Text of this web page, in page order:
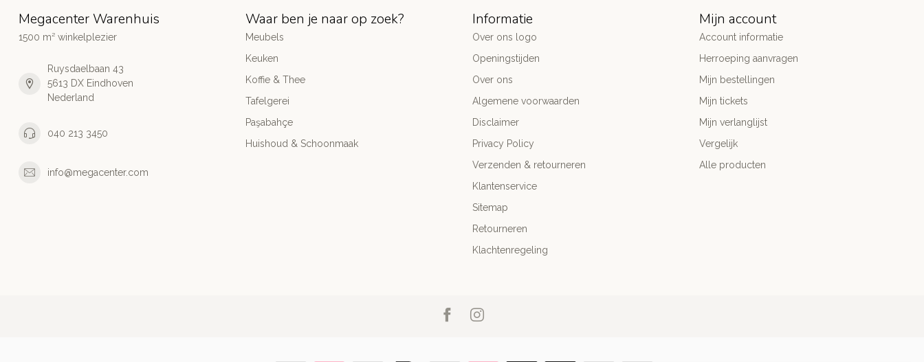
Megacenter Warenhuis
1500 m² winkelplezier
Ruysdaelbaan 43
5613 DX Eindhoven
Nederland
040 213 3450
info@megacenter.com
Waar ben je naar op zoek?
Meubels
Keuken
Koffie & Thee
Tafelgerei
Paşabahçe
Huishoud & Schoonmaak
Informatie
Over ons logo
Openingstijden
Over ons
Algemene voorwaarden
Disclaimer
Privacy Policy
Verzenden & retourneren
Klantenservice
Sitemap
Retourneren
Klachtenregeling
Mijn account
Account informatie
Herroeping aanvragen
Mijn bestellingen
Mijn tickets
Mijn verlanglijst
Vergelijk
Alle producten